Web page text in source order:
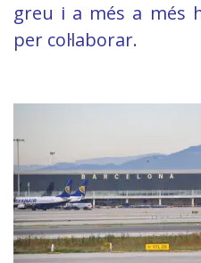
greu i a més a més
per col·laborar.